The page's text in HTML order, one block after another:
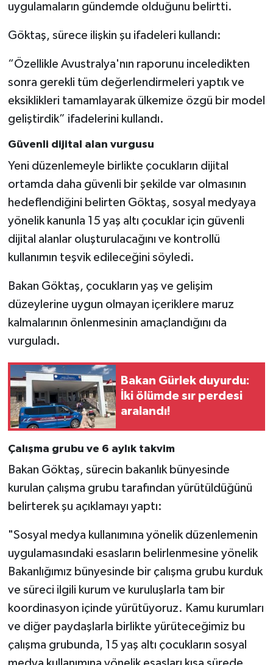
uygulamaların gündemde olduğunu belirtti.
Göktaş, sürece ilişkin şu ifadeleri kullandı:
“Özellikle Avustralya'nın raporunu inceledikten
sonra gerekli tüm değerlendirmeleri yaptık ve
eksiklikleri tamamlayarak ülkemize özgü bir model
geliştirdik” ifadelerini kullandı.
Güvenli dijital alan vurgusu
Yeni düzenlemeyle birlikte çocukların dijital
ortamda daha güvenli bir şekilde var olmasının
hedeflendiğini belirten Göktaş, sosyal medyaya
yönelik kanunla 15 yaş altı çocuklar için güvenli
dijital alanlar oluşturulacağını ve kontrollü
kullanımın teşvik edileceğini söyledi.
Bakan Göktaş, çocukların yaş ve gelişim
düzeylerine uygun olmayan içeriklere maruz
kalmalarının önlenmesinin amaçlandığını da
vurguladı.
Bakan Gürlek duyurdu:
İki ölümde sır perdesi
aralandı!
Çalışma grubu ve 6 aylık takvim
Bakan Göktaş, sürecin bakanlık bünyesinde
kurulan çalışma grubu tarafından yürütüldüğünü
belirterek şu açıklamayı yaptı:
"Sosyal medya kullanımına yönelik düzenlemenin
uygulamasındaki esasların belirlenmesine yönelik
Bakanlığımız bünyesinde bir çalışma grubu kurduk
ve süreci ilgili kurum ve kuruluşlarla tam bir
koordinasyon içinde yürütüyoruz. Kamu kurumları
ve diğer paydaşlarla birlikte yürüteceğimiz bu
çalışma grubunda, 15 yaş altı çocukların sosyal